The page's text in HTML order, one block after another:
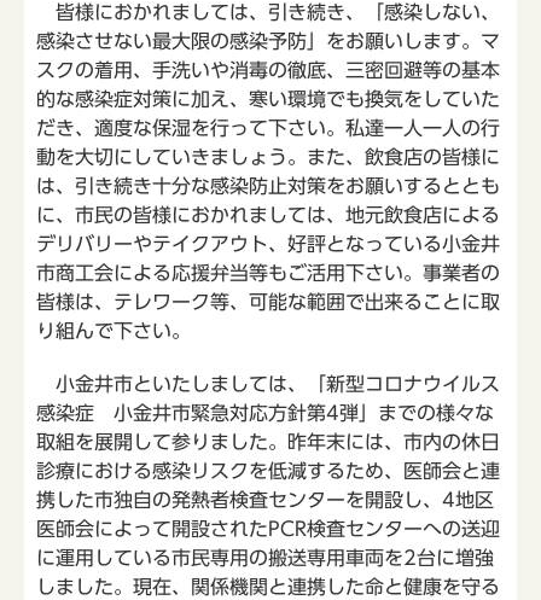
皆様におかれましては、引き続き、「感染しない、
感染させない最大限の感染予防」をお願いします。マ
スクの着用、手洗いや消毒の徹底、三密回避等の基本
的な感染症対策に加え、寒い環境でも換気をしていた
だき、適度な保湿を行って下さい。私達一人一人の行
動を大切にしていきましょう。また、飲食店の皆様に
は、引き続き十分な感染防止対策をお願いするととも
に、市民の皆様におかれましては、地元飲食店による
デリバリーやテイクアウト、好評となっている小金井
市商工会による応援弁当等もご活用下さい。事業者の
皆様は、テレワーク等、可能な範囲で出来ることに取
り組んで下さい。
小金井市といたしましては、「新型コロナウイルス
感染症 小金井市緊急対応方針第4弾」までの様々な
取組を展開して参りました。昨年末には、市内の休日
診療における感染リスクを低減するため、医師会と連
携した市独自の発熱者検査センターを開設し、4地区
医師会によって開設されたPCR検査センターへの送迎
に運用している市民専用の搬送専用車両を2台に増強
しました。現在、関係機関と連携した命と健康を守る